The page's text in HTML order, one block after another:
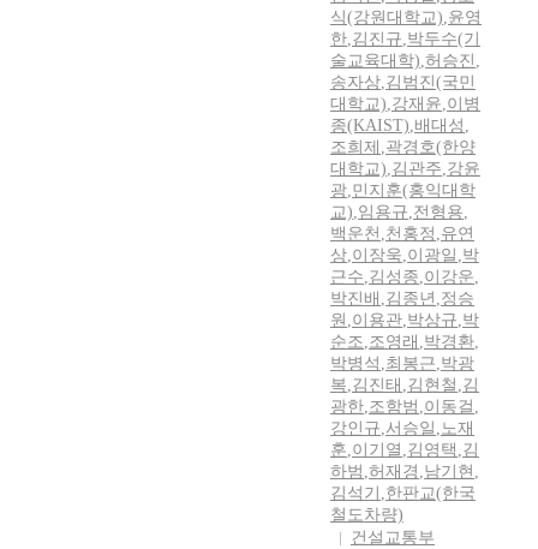
식(강원대학교),윤영
한,김진규,박두수(기
술교육대학),허승진 ,
송자상,김범진(국민
대학교),강재윤,이병
종(KAIST),배대성 ,
조희제 ,곽경호(한양
대학교),김관주,강윤
광,민지훈(홍익대학
교),임용규,전형용,
백운천 ,천홍정 ,유연
상,이장욱,이광일 ,박
근수,김성종,이강운,
박진배 ,김종년 ,정승
원 ,이용관,박상규,박
순조,조영래 ,박경환,
박병석 ,최봉근,박광
복,김진태 ,김현철 ,김
광한,조함범 ,이동걸 ,
강인규,서승일 ,노재
훈,이기열 ,김영택 ,김
하범 ,허재경 ,남기현 ,
김석기 ,한판교(한국
철도차량)
건설교통부